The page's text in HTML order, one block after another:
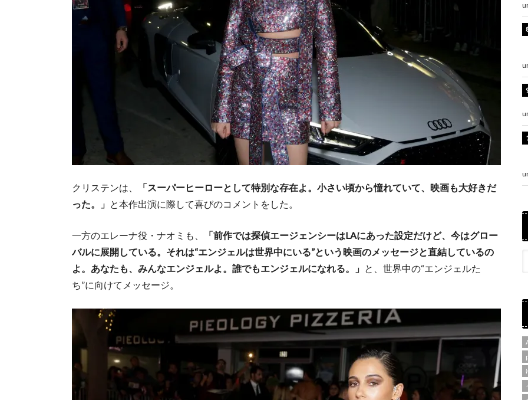
クリステンは、
「スーパーヒーローとして特別な存在よ。小さい頃から憧れていて、映画も大好きだ
った。」 と本作出演に際して喜びのコメントをした。
一方のエレーナ役・ナオミも、
「前作では探偵エージェンシーはLAにあった設定だけど、今はグロー
バルに展開している。それは“エンジェルは世界中にいる”という映画のメッセージと直結しているの
よ。あなたも、みんなエンジェルよ。誰でもエンジェルになれる。」 と、世界中の“エンジェルた
ち”に向けてメッセージ。